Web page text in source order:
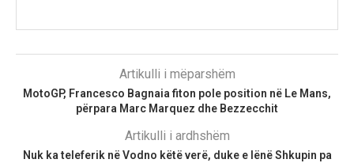
Artikulli i mëparshëm
MotoGP, Francesco Bagnaia fiton pole position në Le Mans,
përpara Marc Marquez dhe Bezzecchit
Artikulli i ardhshëm
Nuk ka teleferik në Vodno këtë verë, duke e lënë Shkupin pa